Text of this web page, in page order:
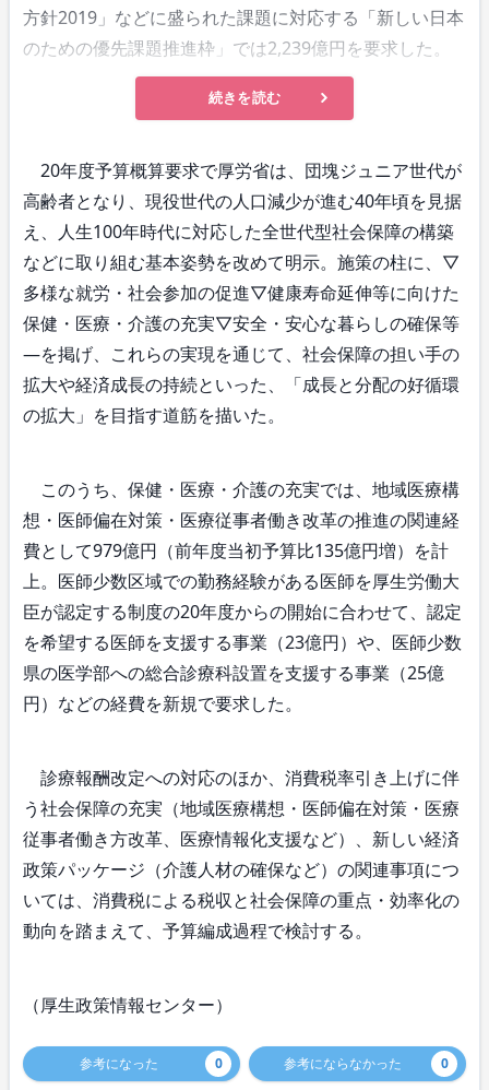
方針2019」などに盛られた課題に対応する「新しい日本
のための優先課題推進枠」では2,239億円を要求した。
続きを読む
20年度予算概算要求で厚労省は、団塊ジュニア世代が
高齢者となり、現役世代の人口減少が進む40年頃を見据
え、人生100年時代に対応した全世代型社会保障の構築
などに取り組む基本姿勢を改めて明示。施策の柱に、▽
多様な就労・社会参加の促進▽健康寿命延伸等に向けた
保健・医療・介護の充実▽安全・安心な暮らしの確保等
―を掲げ、これらの実現を通じて、社会保障の担い手の
拡大や経済成長の持続といった、「成長と分配の好循環
の拡大」を目指す道筋を描いた。
このうち、保健・医療・介護の充実では、地域医療構
想・医師偏在対策・医療従事者働き改革の推進の関連経
費として979億円（前年度当初予算比135億円増）を計
上。医師少数区域での勤務経験がある医師を厚生労働大
臣が認定する制度の20年度からの開始に合わせて、認定
を希望する医師を支援する事業（23億円）や、医師少数
県の医学部への総合診療科設置を支援する事業（25億
円）などの経費を新規で要求した。
診療報酬改定への対応のほか、消費税率引き上げに伴
う社会保障の充実（地域医療構想・医師偏在対策・医療
従事者働き方改革、医療情報化支援など）、新しい経済
政策パッケージ（介護人材の確保など）の関連事項につ
いては、消費税による税収と社会保障の重点・効率化の
動向を踏まえて、予算編成過程で検討する。
（厚生政策情報センター）
参考になった 0 参考にならなかった 0